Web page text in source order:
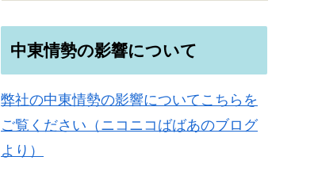
中東情勢の影響について
弊社の中東情勢の影響についてこちらを
ご覧ください（ニコニコばばあのブログ
より）